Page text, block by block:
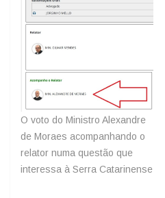
O voto do Ministro Alexandre
de Moraes acompanhando o
relator numa questão que
interessa à Serra Catarinense